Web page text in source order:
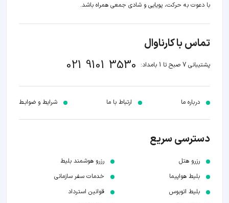
با دعوت به حرکت، پویایی و شادی جمعی همراه باشد.
تماس با کارناوال
پشتیبانی 7 صبح تا 1 بامداد: 021 9101 3530
درباره ما ارتباط با ما شرایط و ضوابـط
دسترسی سریع
رزرو هتل
بلیط هواپیما
بلیط اتوبوس
رزرو هوشمند بلیط
خدمات سفر سازمانی
قوانین استرداد